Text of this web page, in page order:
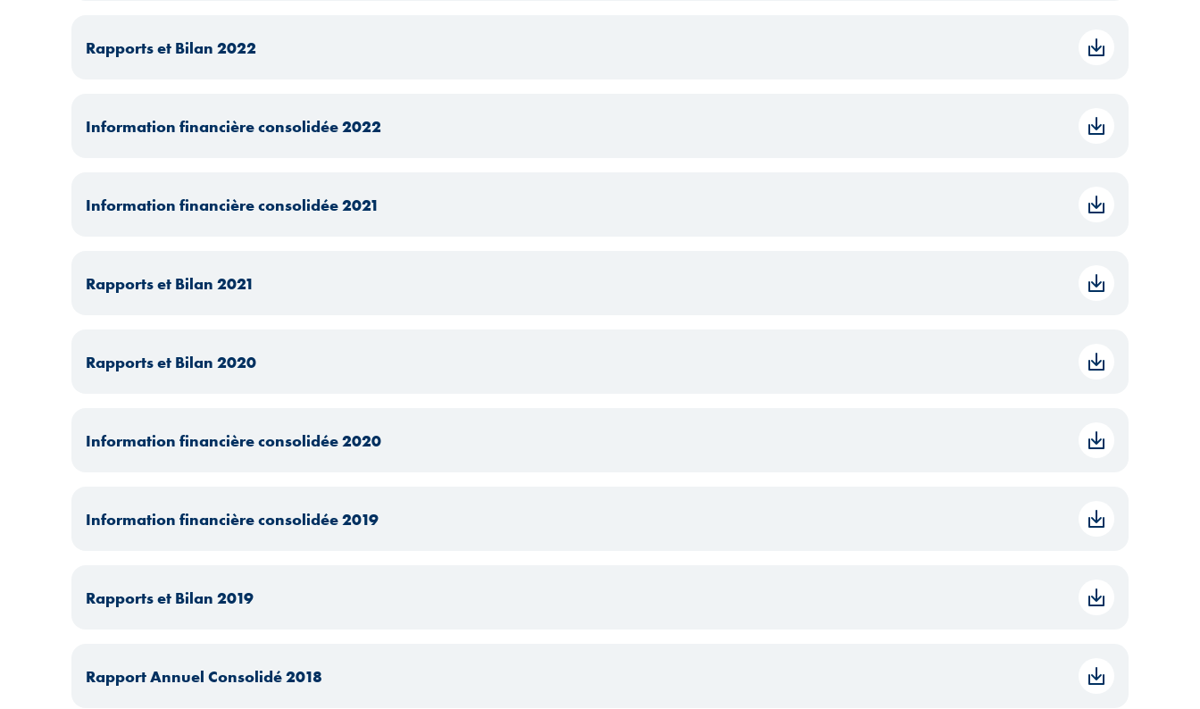
Rapports et Bilan 2022
Information financière consolidée 2022
Information financière consolidée 2021
Rapports et Bilan 2021
Rapports et Bilan 2020
Information financière consolidée 2020
Information financière consolidée 2019
Rapports et Bilan 2019
Rapport Annuel Consolidé 2018